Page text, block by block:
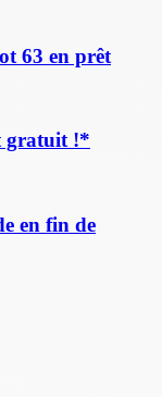
63 en prêt
gratuit !*
en fin de